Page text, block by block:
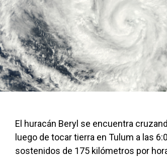
El huracán Beryl se encuentra
luego de tocar tierra en Tulum a las
sostenidos de 175 kilómetros por